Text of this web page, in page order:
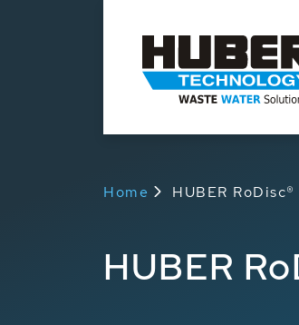
Home HUBER
HUBER